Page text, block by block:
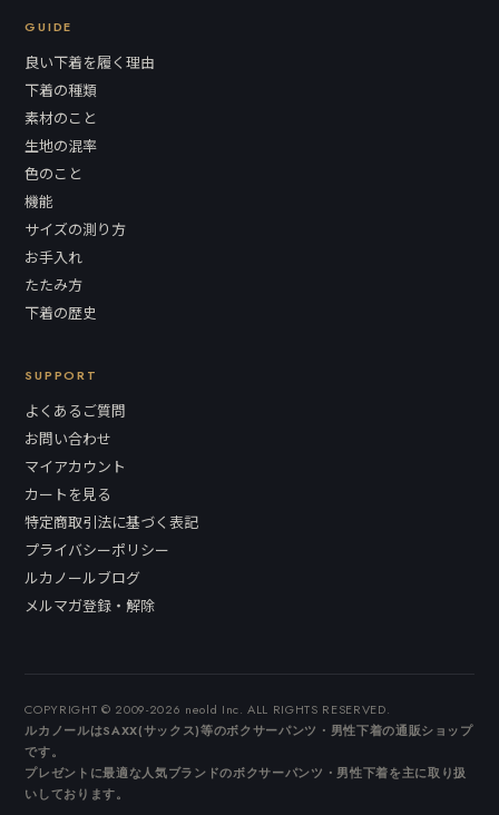
GUIDE
良い下着を履く理由
下着の種類
素材のこと
生地の混率
色のこと
機能
サイズの測り方
お手入れ
たたみ方
下着の歴史
SUPPORT
よくあるご質問
お問い合わせ
マイアカウント
カートを見る
特定商取引法に基づく表記
プライバシーポリシー
ルカノールブログ
メルマガ登録・解除
COPYRIGHT © 2009-2026 neold Inc. ALL RIGHTS RESERVED.
ルカノールはSAXX(サックス)等のボクサーパンツ・男性下着の通販ショップ
です。
プレゼントに最適な人気ブランドのボクサーパンツ・男性下着を主に取り扱
いしております。